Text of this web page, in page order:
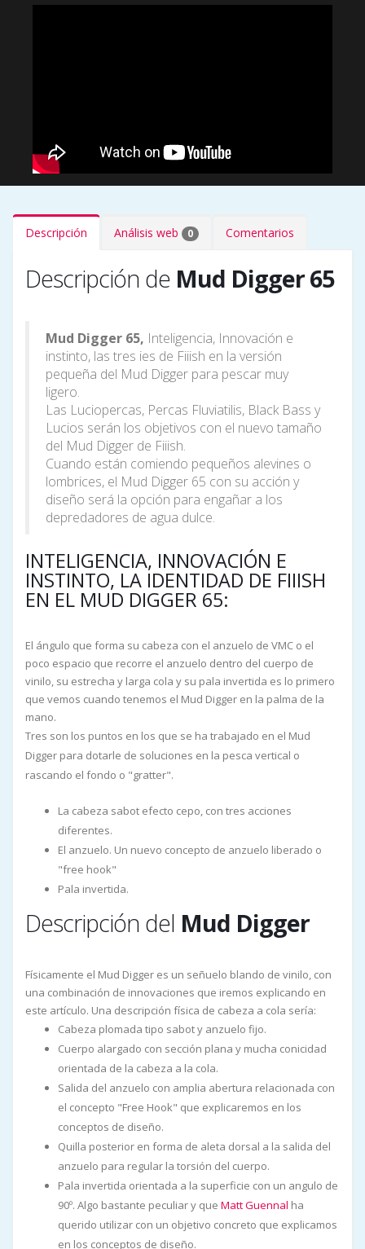
Descripción Análisis web 0 Comentarios
Descripción de Mud Digger 65
Mud Digger 65, Inteligencia, Innovación e
instinto, las tres ies de Fiiish en la versión
pequeña del Mud Digger para pescar muy
ligero.
Las Luciopercas, Percas Fluviatilis, Black Bass y
Lucios serán los objetivos con el nuevo tamaño
del Mud Digger de Fiiish.
Cuando están comiendo pequeños alevines o
lombrices, el Mud Digger 65 con su acción y
diseño será la opción para engañar a los
depredadores de agua dulce.
INTELIGENCIA, INNOVACIÓN E
INSTINTO, LA IDENTIDAD DE FIIISH
EN EL MUD DIGGER 65:
El ángulo que forma su cabeza con el anzuelo de VMC o el
poco espacio que recorre el anzuelo dentro del cuerpo de
vinilo, su estrecha y larga cola y su pala invertida es lo primero
que vemos cuando tenemos el Mud Digger en la palma de la
mano.
Tres son los puntos en los que se ha trabajado en el Mud
Digger para dotarle de soluciones en la pesca vertical o
rascando el fondo o "gratter".
La cabeza sabot efecto cepo, con tres acciones
diferentes.
El anzuelo. Un nuevo concepto de anzuelo liberado o
"free hook"
Pala invertida.
Descripción del Mud Digger
Físicamente el Mud Digger es un señuelo blando de vinilo, con
una combinación de innovaciones que iremos explicando en
este artículo. Una descripción física de cabeza a cola sería:
Cabeza plomada tipo sabot y anzuelo fijo.
Cuerpo alargado con sección plana y mucha conicidad
orientada de la cabeza a la cola.
Salida del anzuelo con amplia abertura relacionada con
el concepto "Free Hook" que explicaremos en los
conceptos de diseño.
Quilla posterior en forma de aleta dorsal a la salida del
anzuelo para regular la torsión del cuerpo.
Pala invertida orientada a la superficie con un angulo de
90º. Algo bastante peculiar y que Matt Guennal ha
querido utilizar con un objetivo concreto que explicamos
en los conceptos de diseño.